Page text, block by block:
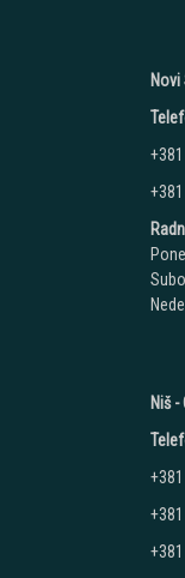
Novi
Niš -